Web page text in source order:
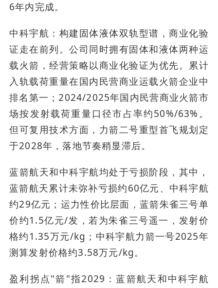
6年内完成。
中科宇航：构建固体液体双轨型谱，商业化验
证走在前列。公司同时拥有固体和液体两种运
载火箭，经营策略以商业化验证为优先。累计
入轨载荷重量在国内民营商业运载火箭企业中
排名第一；2024/2025年国内民营商业火箭市
场按发射载荷重量口径市占率约50%/63%。
但可复用技术方面，力箭二号重型首飞规划定
于2028年，落地节奏稍显滞后。
蓝箭航天和中科宇航均处于亏损阶段，其中，
蓝箭航天累计未弥补亏损约60亿元、中科宇航
约29亿元；运力性价比层面，蓝箭朱雀三号单
价约1.5亿元/发，若为朱雀三号遥一，发射价
格约1.35万元/kg；中科宇航力箭一号2025年
测算发射价格约3.58万元/kg。
盈利拐点"箭"指2029：蓝箭航天和中科宇航